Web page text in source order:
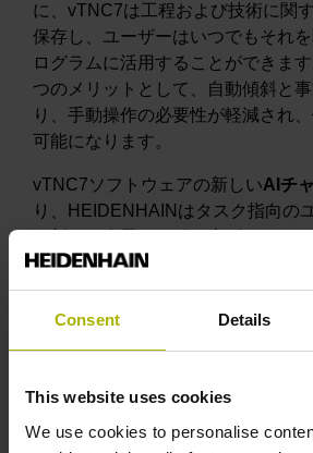
Consent Details
This website uses cookies
We use cookies to personalise
に、vTNC7は工程および技術に関
保存し、ユーザーはいつでもそれ
ログラムに活用することができま
つのメリットとして、自動傾斜と
り、手動操作の必要性が軽減され
可能になります。
vTNC7ソフトウェアの新しいAI チ
り、HEIDENHAINはタスク指向の
マートアシスタントは、プログラ
機能を網羅し、操作とプログラム
対して、専門用語を使わずに回答
て、ユーザーは仮想トレーナーの恩
するHEIDENHAINの豊富な経験を